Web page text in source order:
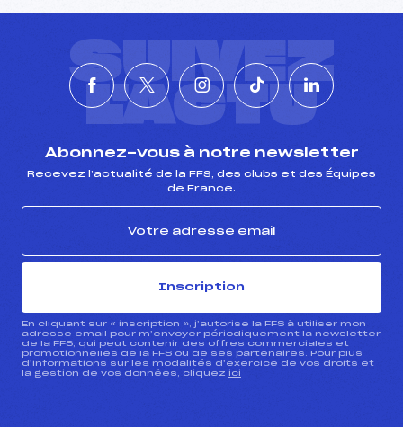
SUIVEZ
L'ACTU
Abonnez-vous à notre newsletter
Recevez l’actualité de la FFS, des clubs et des Équipes
de France.
Inscription
En cliquant sur « inscription », j’autorise la FFS à utiliser mon
adresse email pour m’envoyer périodiquement la newsletter
de la FFS, qui peut contenir des offres commerciales et
promotionnelles de la FFS ou de ses partenaires. Pour plus
d’informations sur les modalités d’exercice de vos droits et
la gestion de vos données, cliquez ici